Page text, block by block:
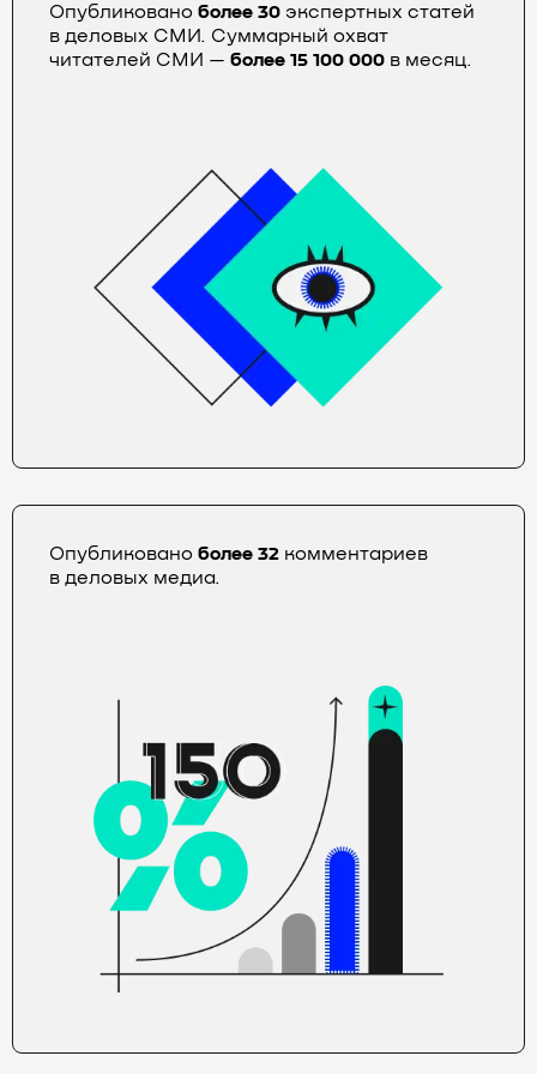
Опубликованоболее 30 экспертных статей
в деловых СМИ. Суммарный охват
читателей СМИ —более 15 100 000 в месяц.
Опубликованоболее 32 комментариев
в деловых медиа.